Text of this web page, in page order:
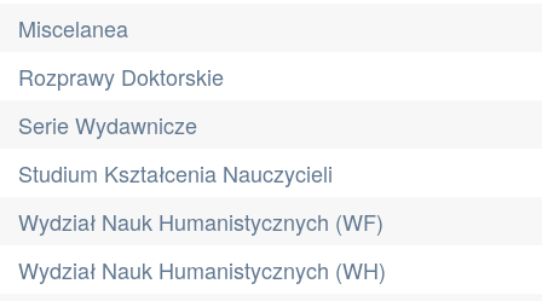
Miscelanea
Rozprawy Doktorskie
Serie Wydawnicze
Studium Kształcenia Nauczycieli
Wydział Nauk Humanistycznych (WF)
Wydział Nauk Humanistycznych (WH)